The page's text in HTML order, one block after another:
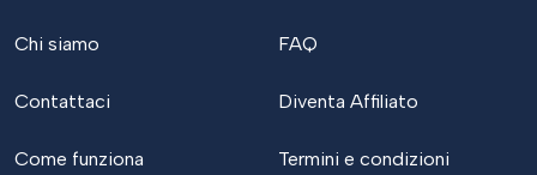
Chi siamo
Contattaci
Come funziona
FAQ
Diventa Affiliato
Termini e condizioni